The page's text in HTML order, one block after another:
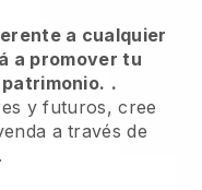
a cualquier
a promover tu
.
y futuros, cree
a través de